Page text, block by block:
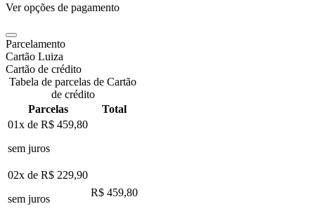
Ver opções de pagamento
Parcelamento
Cartão Luiza
Cartão de crédito
Tabela de parcelas de Cartão
de crédito
Parcelas
Total
01x de R$ 459,80
sem juros
02x de R$ 229,90
sem juros
R$ 459,80